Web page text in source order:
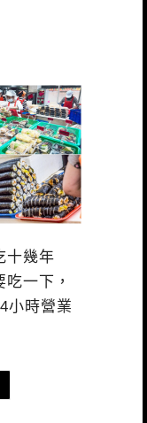
十幾年
一下，
小時營業